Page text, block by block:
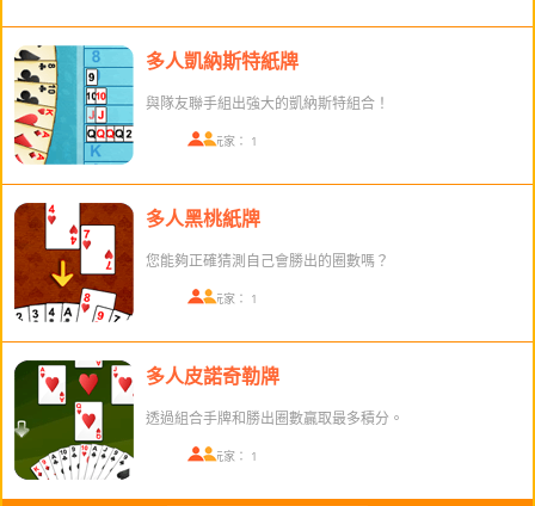
多人凱納斯特紙牌
與隊友聯手組出強大的凱納斯特組合！
在線玩家： 1
多人黑桃紙牌
您能夠正確猜測自己會勝出的圈數嗎？
在線玩家： 1
多人皮諾奇勒牌
透過組合手牌和勝出圈數贏取最多積分。
在線玩家： 1